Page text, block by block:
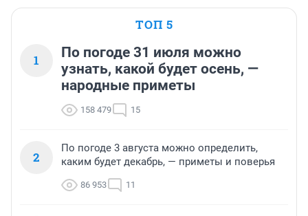
ТОП 5
1
По погоде 31 июля можно
узнать, какой будет осень, —
народные приметы
158 479 15
2
По погоде 3 августа можно определить,
каким будет декабрь, — приметы и поверья
86 953 11